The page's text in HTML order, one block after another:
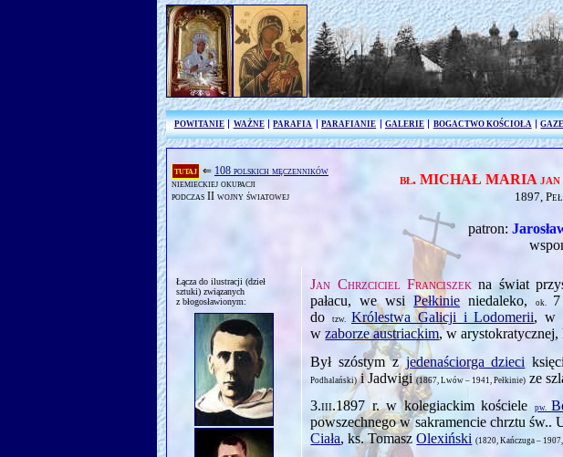
POWITANIE WAŻNE PARAFIA PARAFIANIE GALERIE BOGACTWO KOŚCIOŁA
tutaj ⇐ 108 polskich męczenników
niemieckiej okupacji
podczas II wojny światowej
bł. MICHAŁ MARIA
1897,
patron:
Łącza do ilustracji (dzieł
sztuki) związanych
z błogosławionym:
Jan Chrzciciel Franciszekna świat
pałacu, we wsiPełkinie niedaleko, ok.
dotzw. Królestwa Galicji i Lodomerii, w
wzaborze austriackim, w
Był szóstym z jedenaściorga dzieci
Podhalański)i Jadwigi(1867, Lwów – 1941, Pełkinie) ze
3.iii.1897r. w kolegiackim kościele pw.
powszechnego w sakramencie chrztu św..
Ciała, ks. TomaszOlexiński (1820, Kańczuga –